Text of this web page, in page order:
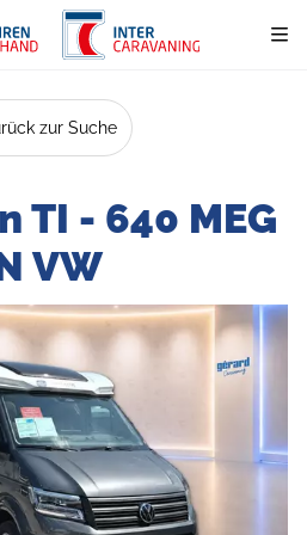
zur Suche
TI - 640 MEG
VW